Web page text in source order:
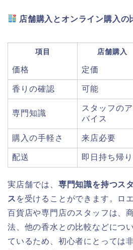
店舗購入とオンライン購入の
項目 店舗購入
価格 定価
香りの確認 可能
専門知識
スタッフの
バイス
購入の手軽さ 来店必要
配送 即日持ち帰り
実店舗では、 専門知識を持つス
ス を受けることができます。ロ
百貨店や専門店のスタッフは、
法、他の香水との比較などにつ
ているため、初心者にとっては